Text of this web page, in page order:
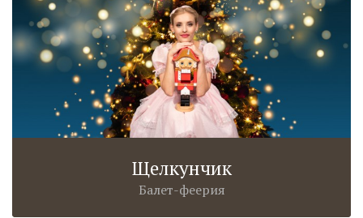
Щелкунчик
Балет-феерия